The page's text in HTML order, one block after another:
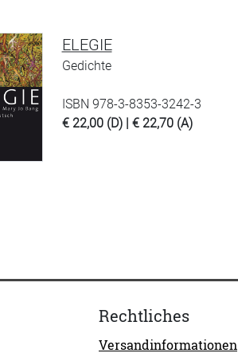
ELEGIE
Gedichte
ISBN 978-3-8353-3242-3
€ 22,00 (D) | € 22,70 (A)
Rechtliches
Versandinformationen